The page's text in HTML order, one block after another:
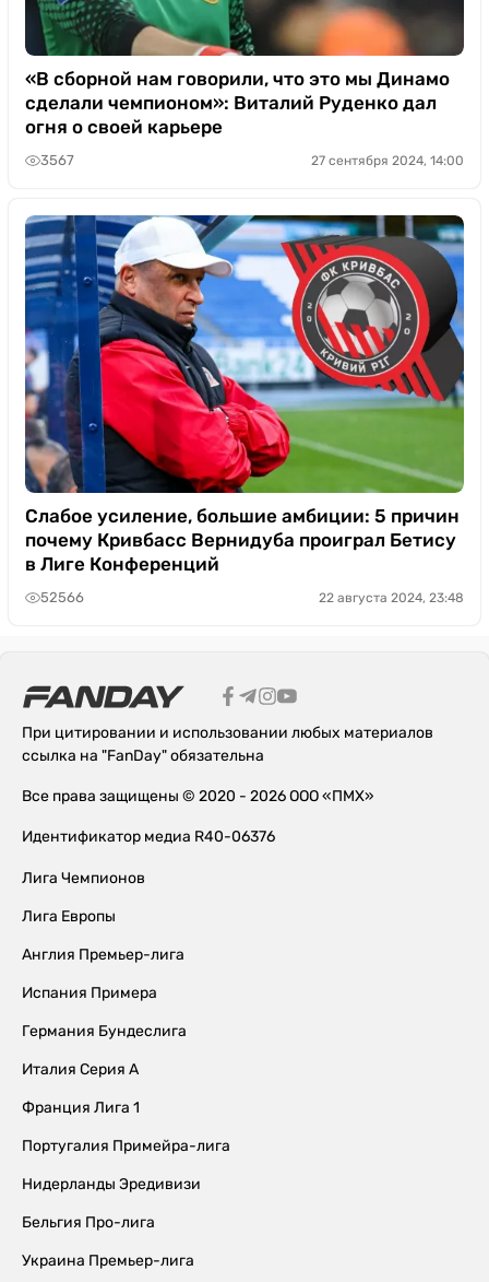
«В сборной нам говорили, что это мы Динамо
сделали чемпионом»: Виталий Руденко дал
огня о своей карьере
3567 27 сентября 2024, 14:00
Слабое усиление, большие амбиции: 5 причин
почему Кривбасс Вернидуба проиграл Бетису
в Лиге Конференций
52566 22 августа 2024, 23:48
При цитировании и использовании любых материалов
ссылка на "FanDay" обязательна
Все права защищены © 2020 - 2026 ООО «ПМХ»
Идентификатор медиа R40-06376
Лига Чемпионов
Лига Европы
Англия Премьер-лига
Испания Примера
Германия Бундеслига
Италия Серия А
Франция Лига 1
Португалия Примейра-лига
Нидерланды Эредивизи
Бельгия Про-лига
Украина Премьер-лига